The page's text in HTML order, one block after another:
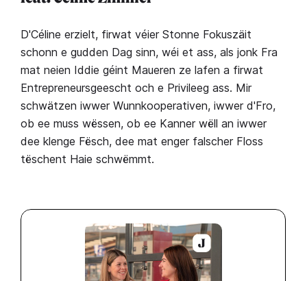
D'Céline erzielt, firwat véier Stonne Fokuszäit
schonn e gudden Dag sinn, wéi et ass, als jonk Fra
mat neien Iddie géint Maueren ze lafen a firwat
Entrepreneursgeescht och e Privileeg ass. Mir
schwätzen iwwer Wunnkooperativen, iwwer d'Fro,
ob ee muss wëssen, ob ee Kanner wëll an iwwer
dee klenge Fësch, dee mat enger falscher Floss
tëschent Haie schwëmmt.